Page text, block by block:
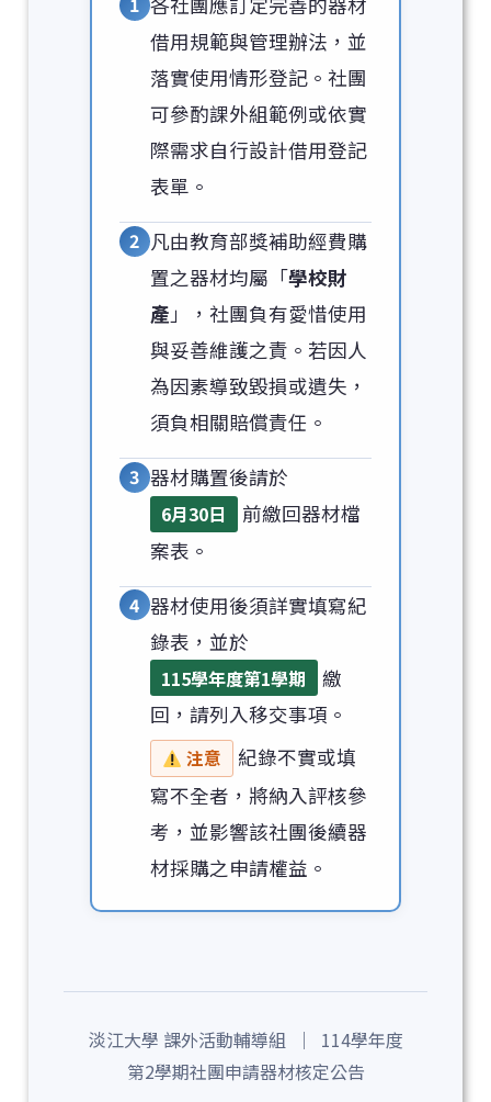
借用規範與管理辦法，並
落實使用情形登記。社團
可參酌課外組範例或依實
際需求自行設計借用登記
表單。
2 凡由教育部獎補助經費購
置之器材均屬「學校財
產」，社團負有愛惜使用
與妥善維護之責。若因人
為因素導致毀損或遺失，
須負相關賠償責任。
3 器材購置後請於
6月30日
前繳回器材檔
案表。
4 器材使用後須詳實填寫紀
錄表，並於
115學年度第1學期
繳
回，請列入移交事項。
注意
紀錄不實或填
寫不全者，將納入評核參
考，並影響該社團後續器
材採購之申請權益。
淡江大學 課外活動輔導組 ｜ 114學年度
第2學期社團申請器材核定公告